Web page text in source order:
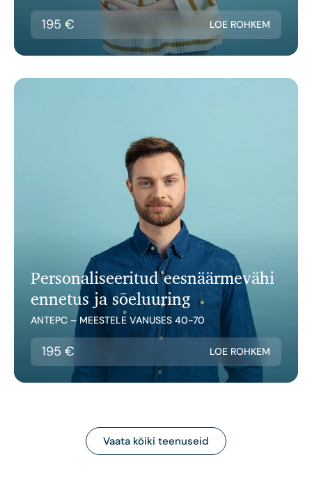
195 € LOE ROHKEM
Personaliseeritud eesnäärmevähi
ennetus ja sõeluuring
ANTEPC – MEESTELE VANUSES 40-70
195 € LOE ROHKEM
Vaata kõiki teenuseid